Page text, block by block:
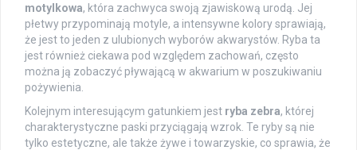
motylkowa, która zachwyca swoją zjawiskową urodą. Jej
płetwy przypominają motyle, a intensywne kolory sprawiają,
że jest to jeden z ulubionych wyborów akwarystów. Ryba ta
jest również ciekawa pod względem zachowań, często
można ją zobaczyć pływającą w akwarium w poszukiwaniu
pożywienia.
Kolejnym interesującym gatunkiem jest ryba zebra, której
charakterystyczne paski przyciągają wzrok. Te ryby są nie
tylko estetyczne, ale także żywe i towarzyskie, co sprawia, że